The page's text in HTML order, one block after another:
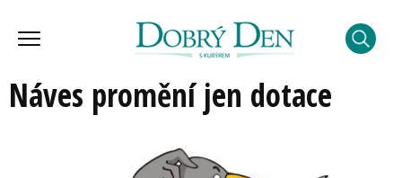
Náves promění jen dotace